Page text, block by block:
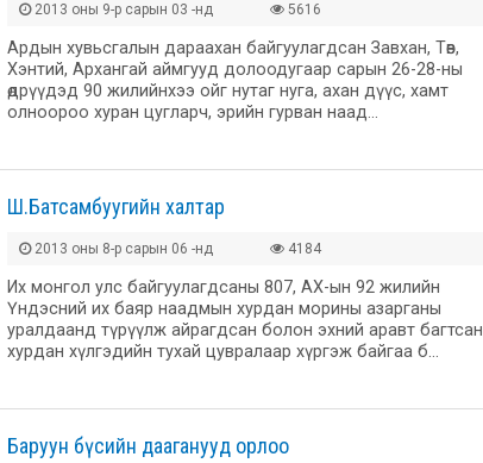
2013 оны 9-р сарын 03 -нд 5616
Ардын хувьсгалын дараахан байгуулагдсан Завхан, Төв,
Хэнтий, Архангай аймгууд долоодугаар сарын 26-28-ны
өдрүүдэд 90 жилийнхээ ойг нутаг нуга, ахан дүүс, хамт
олноороо хуран цугларч, эрийн гурван наад…
Ш.Батсамбуугийн халтар
2013 оны 8-р сарын 06 -нд 4184
Их монгол улс байгуулагдсаны 807, АХ-ын 92 жилийн
Үндэсний их баяр наадмын хурдан морины азарганы
уралдаанд түрүүлж айрагдсан болон эхний аравт багтсан
хурдан хүлгэдийн тухай цувралаар хүргэж байгаа б…
Баруун бүсийн дааганууд орлоо